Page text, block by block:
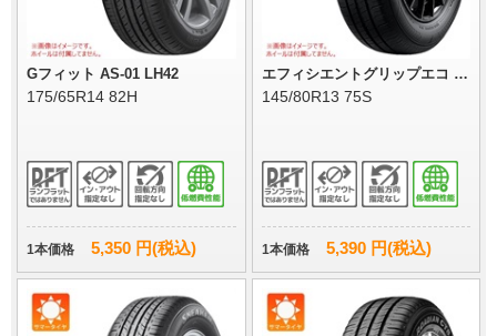
Gフィット AS-01 LH42
175/65R14 82H
1本価格 5,350 円(税込)
エフィシエントグリップエコ E
G02
145/80R13 75S
1本価格 5,390 円(税込)